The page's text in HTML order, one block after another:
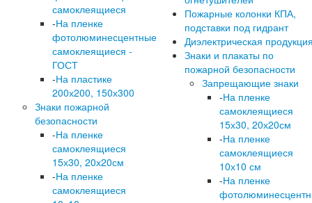
самоклеящиеся
-На пленке
фотолюминесцентные
самоклеящиеся -
ГОСТ
-На пластике
200х200, 150х300
Знаки пожарной
безопасности
-На пленке
самоклеящиеся
15х30, 20х20см
-На пленке
самоклеящиеся
Пожарные колонки КПА,
подставки под гидрант
Диэлектрическая
Знаки и плакаты по
пожарной безопасности
Запрещающие знаки
-На пленке
самоклеящиеся
15х30, 20х20см
-На пленке
самоклеящиеся
10х10 см
-На пленке